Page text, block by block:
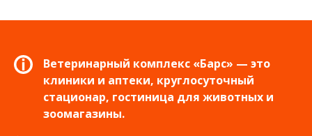
Ветеринарный комплекс «Барс» — это
клиники и аптеки, круглосуточный
стационар, гостиница для животных и
зоомагазины.